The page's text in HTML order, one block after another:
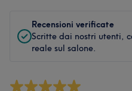
Recensioni verificate
Scritte dai nostri utenti,
reale sul salone.